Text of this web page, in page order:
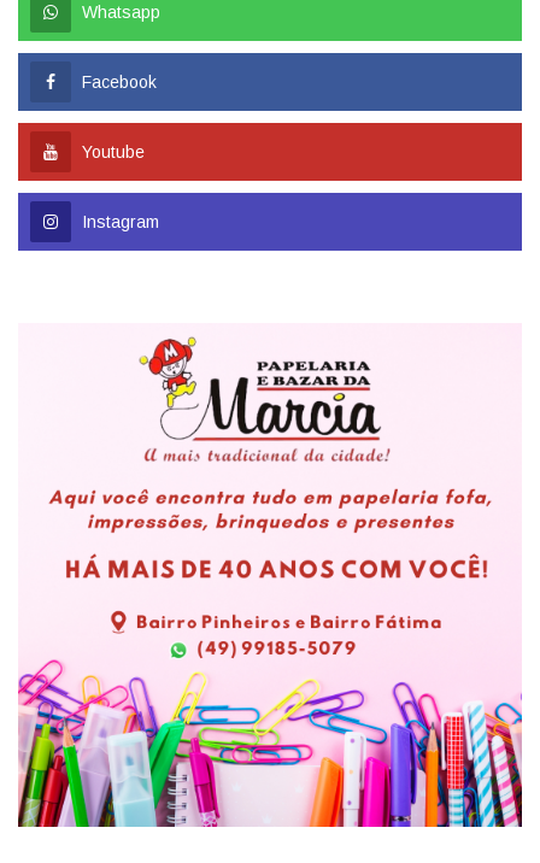
Whatsapp
Facebook
Youtube
Instagram